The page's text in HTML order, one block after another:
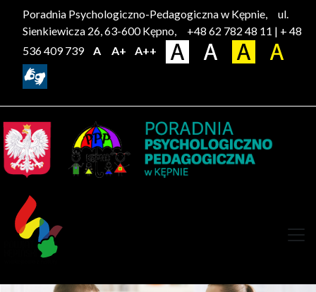
Poradnia Psychologiczno-Pedagogiczna w Kępnie,
ul.
Sienkiewicza 26, 63-600 Kępno,
+48 62 782 48 11 | + 48
536 409 739
A A+ A++